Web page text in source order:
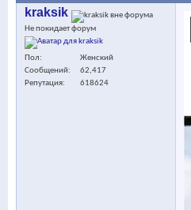
kraksik
Не покидает форум
Пол
Женский
Сообщений
62,417
Репутация
618624